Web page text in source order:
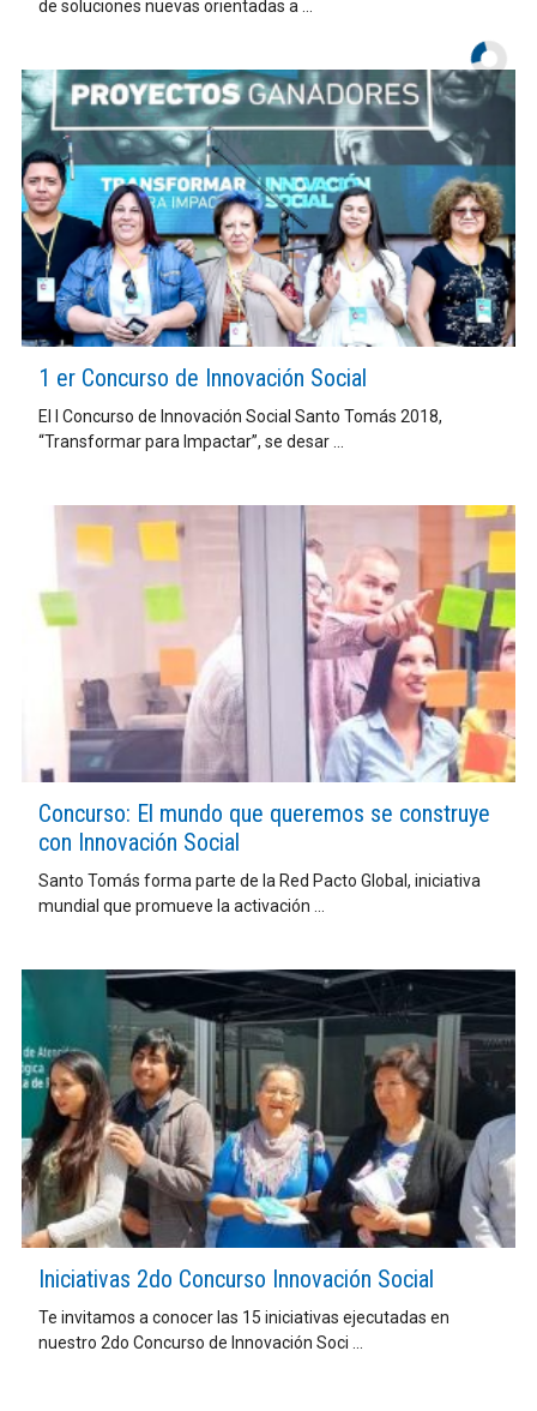
de soluciones nuevas orientadas a ...
1 er Concurso de Innovación Social
El I Concurso de Innovación Social Santo Tomás 2018,
“Transformar para Impactar”, se desar ...
Concurso: El mundo que queremos se construye
con Innovación Social
Santo Tomás forma parte de la Red Pacto Global, iniciativa
mundial que promueve la activación ...
Iniciativas 2do Concurso Innovación Social
Te invitamos a conocer las 15 iniciativas ejecutadas en
nuestro 2do Concurso de Innovación Soci ...